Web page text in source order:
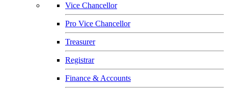
Vice Chancellor
Pro Vice Chancellor
Treasurer
Registrar
Finance & Accounts